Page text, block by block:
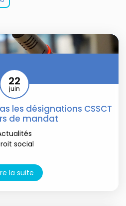
les désignations CSSCT
de mandat
22
juin
social
la suite